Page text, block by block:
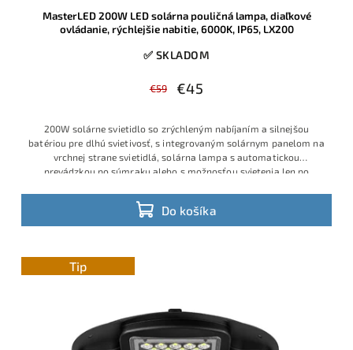
MasterLED 200W LED solárna pouličná lampa, diaľkové
ovládanie, rýchlejšie nabitie, 6000K, IP65, LX200
✅ SKLADOM
€59 €45
Do košíka
200W solárne svietidlo so zrýchleným nabíjaním a silnejšou
batériou pre dlhú svietivosť, s integrovaným solárnym panelom na
vrchnej strane svietidlá, solárna lampa s automatickou
prevádzkou po súmraku alebo s možnosťou svietenia len po
Tip